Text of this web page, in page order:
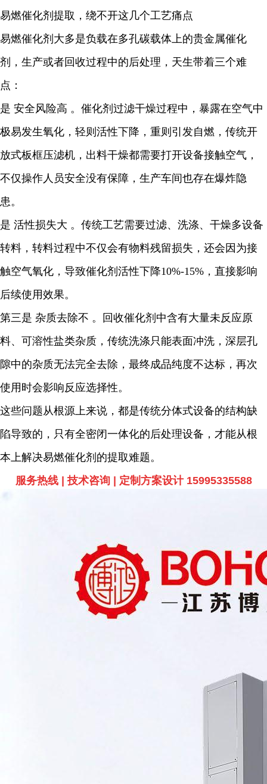
易燃催化剂提取，绕不开这几个工艺痛点
易燃催化剂大多是负载在多孔碳载体上的贵金属催化
剂，生产或者回收过程中的后处理，天生带着三个难
点：
是 安全风险高 。催化剂过滤干燥过程中，暴露在空气中
极易发生氧化，轻则活性下降，重则引发自燃，传统开
放式板框压滤机，出料干燥都需要打开设备接触空气，
不仅操作人员安全没有保障，生产车间也存在爆炸隐
患。
是 活性损失大 。传统工艺需要过滤、洗涤、干燥多设备
转料，转料过程中不仅会有物料残留损失，还会因为接
触空气氧化，导致催化剂活性下降10%-15%，直接影响
后续使用效果。
第三是 杂质去除不 。回收催化剂中含有大量未反应原
料、可溶性盐类杂质，传统洗涤只能表面冲洗，深层孔
隙中的杂质无法完全去除，最终成品纯度不达标，再次
使用时会影响反应选择性。
这些问题从根源上来说，都是传统分体式设备的结构缺
陷导致的，只有全密闭一体化的后处理设备，才能从根
本上解决易燃催化剂的提取难题。
服务热线 | 技术咨询 | 定制方案设计 15995335588